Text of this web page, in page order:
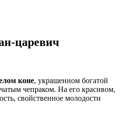
царевич
коне, украшенном богатой
чепраком. На его красивом,
свойственное молодости